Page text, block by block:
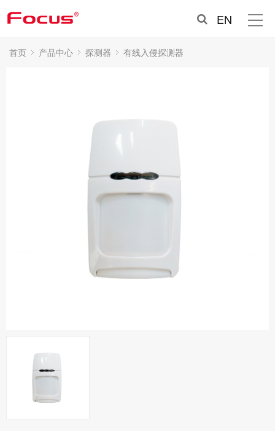
EN
首页 产品中心 探测器 有线入侵探测器